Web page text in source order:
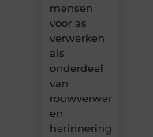
mensen
voor as
verwerken
als
onderdeel
van
rouwverwerking
en
herinnering?